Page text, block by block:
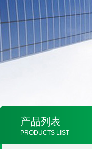
产品列表
PRODUCTS LIST